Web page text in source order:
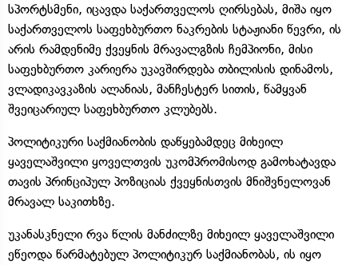
სპორტსმენი, იცავდა საქართველოს ღირსებას, მიშა იყო
საქართველოს საფეხბურთო ნაკრების სტაჟიანი წევრი, ის
არის რამდენიმე ქვეყნის მრავალგზის ჩემპიონი, მისი
საფეხბურთო კარიერა უკავშირდება თბილისის დინამოს,
ვლადიკავკაზის ალანიას, მანჩესტერ სითის, წამყვან
შვეიცარიულ საფეხბურთო კლუბებს.
პოლიტიკური საქმიანობის დაწყებამდეც მიხეილ
ყაველაშვილი ყოველთვის უკომპრომისოდ გამოხატავდა
თავის პრინციპულ პოზიციას ქვეყნისთვის მნიშვნელოვან
მრავალ საკითხზე.
უკანასკნელი რვა წლის მანძილზე მიხეილ ყაველაშვილი
ეწეოდა წარმატებულ პოლიტიკურ საქმიანობას, ის იყო